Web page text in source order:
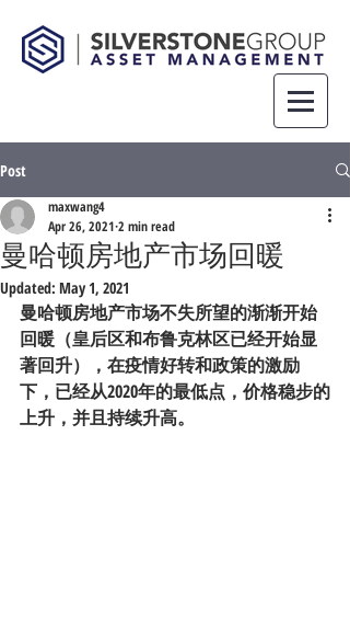
Post
曼哈顿房地产市场回暖
maxwang4
Apr 26, 2021 2 min read
Updated: May 1, 2021
曼哈顿房地产市场不失所望的渐渐开始
回暖（皇后区和布鲁克林区已经开始显
著回升），在疫情好转和政策的激励
下，已经从2020年的最低点，价格稳步的
上升，并且持续升高。